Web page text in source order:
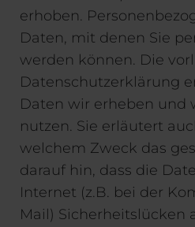
erhoben.
Daten, mit denen Sie
werden können. Die
Datenschutzerklärung
Daten wir erheben und
nutzen. Sie erläutert
welchem Zweck das
darauf hin, dass die
Internet (z.B. bei der
Mail) Sicherheitslücken